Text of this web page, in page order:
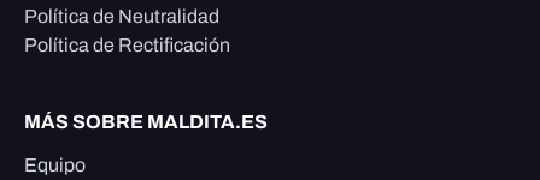
Política de Neutralidad
Política de Rectificación
MÁS SOBRE MALDITA.ES
Equipo